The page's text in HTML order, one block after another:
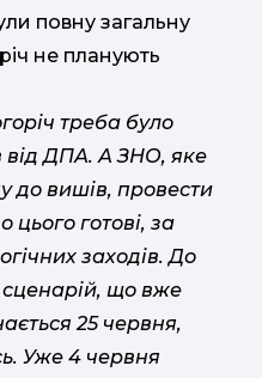
повну загальну
не планують
треба було
від ДПА. А ЗНО, яке
до вишів, провести
цього готові, за
заходів. До
сценарій, що вже
25 червня,
Уже 4 червня